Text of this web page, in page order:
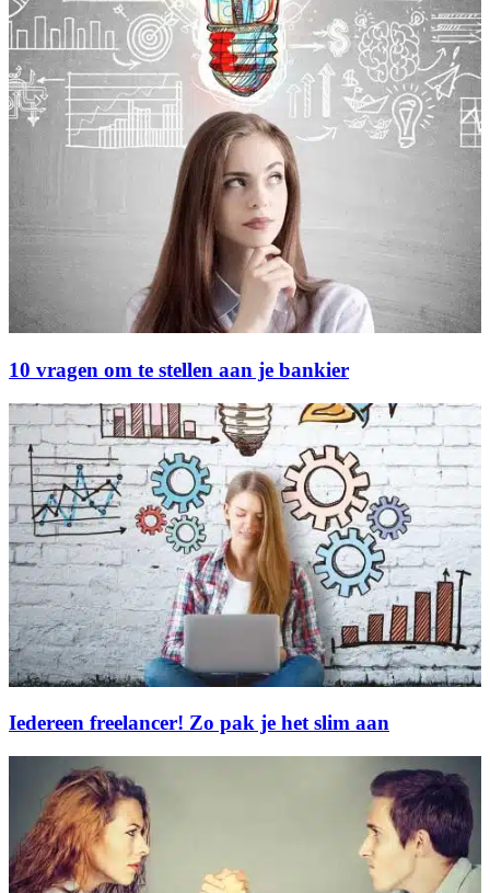
10 vragen om te stellen aan je bankier
Iedereen freelancer! Zo pak je het slim aan